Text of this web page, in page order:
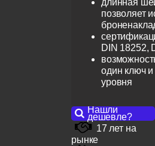
длинная
позволяет
DIN 18252,
один ключ и
уровня
Нашли
дешевле?
17 лет на
рынке